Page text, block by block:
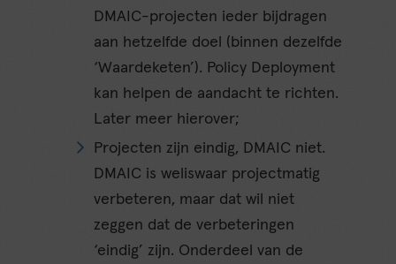
DMAIC-projecten ieder bijdragen
aan hetzelfde doel (binnen dezelfde
‘Waardeketen’). Policy Deployment
kan helpen de aandacht te richten.
Later meer hierover;
Projecten zijn eindig, DMAIC niet.
DMAIC is weliswaar projectmatig
verbeteren, maar dat wil niet
zeggen dat de verbeteringen
‘eindig’ zijn. Onderdeel van de